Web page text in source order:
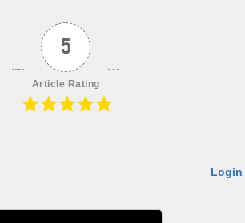
5
Article Rating
Login